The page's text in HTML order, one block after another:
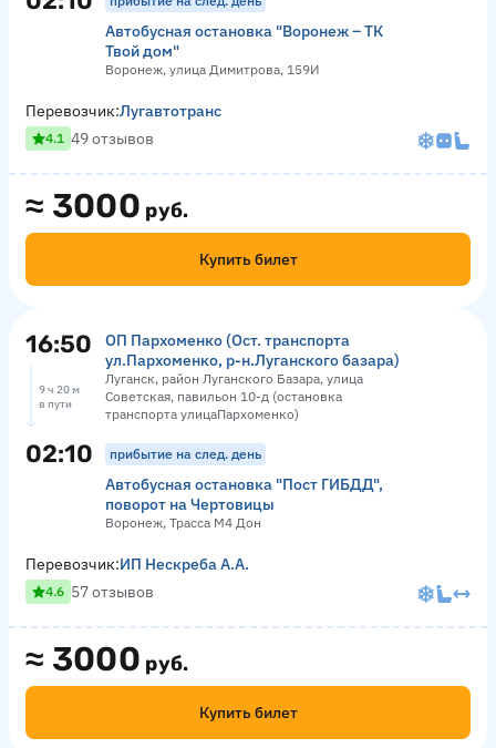
Автобусная остановка "Воронеж – ТК
Твой дом"
Воронеж, улица Димитрова, 159И
≈ 3000 руб.
Купить билет
Перевозчик:Лугавтотранс
4.1 49 отзывов
16:50
ОП Пархоменко (Ост. транспорта
ул.Пархоменко, р-н.Луганского базара)
Луганск, район Луганского Базара, улица
Советская, павильон 10-д (остановка
транспорта улицаПархоменко)
9 ч 20 м
в пути
02:10 прибытие на след. день
Автобусная остановка "Пост ГИБДД",
поворот на Чертовицы
Воронеж, Трасса М4 Дон
≈ 3000 руб.
Купить билет
Перевозчик:ИП Нескреба А.А.
4.6 57 отзывов